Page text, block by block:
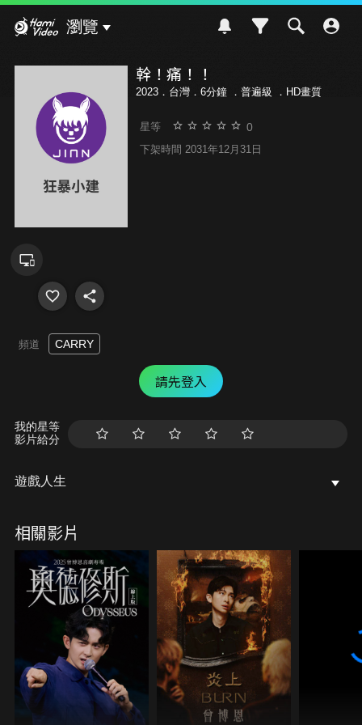
瀏覽
幹！痛！！
2023．台灣．6分鐘 ． 普遍級 ．HD畫質
星等 0
下架時間 2031年12月31日
頻道 CARRY
請先登入
我的星等
影片給分
遊戲人生
相關影片